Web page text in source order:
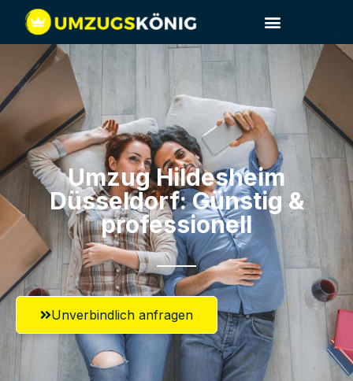
Umzug Hildesheim​
Düsseldorf: Günstig &
professionell​
Unverbindlich anfragen